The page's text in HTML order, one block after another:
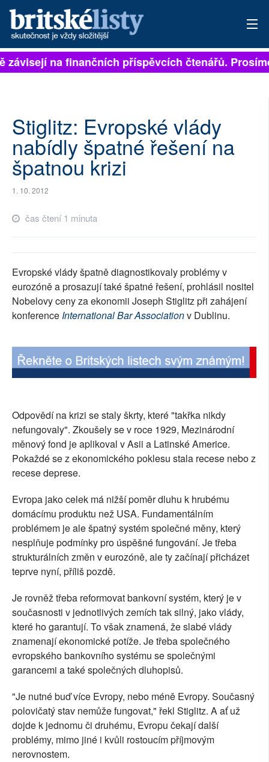
PŘIHLÁSIT
ARCHIV
ROZHOVORY
TÉMATA
SOCIÁLNÍ SÍTĚ
RUBRIKY
na finančních příspěvcích čtenářů.
Stiglitz: Evropské vlády
nabídly špatné řešení na
špatnou krizi
1. 10. 2012
čas čtení 1 minuta
Evropské vlády špatně diagnostikovaly problémy v
eurozóně a prosazují také špatné řešení, prohlásil nositel
Nobelovy ceny za ekonomii Joseph Stiglitz při zahájení
konferenceInternational Bar Associationv Dublinu.
Odpovědí na krizi se staly škrty, které "takřka nikdy
nefungovaly". Zkoušely se v roce 1929, Mezinárodní
měnový fond je aplikoval v Asii a Latinské Americe.
Pokaždé se z ekonomického poklesu stala recese nebo z
recese deprese.
Evropa jako celek má nižší poměr dluhu k hrubému
domácímu produktu než USA. Fundamentálním
problémem je ale špatný systém společné měny, který
nesplňuje podmínky pro úspěšné fungování. Je třeba
strukturálních změn v eurozóně, ale ty začínají přicházet
teprve nyní, příliš pozdě.
Je rovněž třeba reformovat bankovní systém, který je v
současnosti v jednotlivých zemích tak silný, jako vlády,
které ho garantují. To však znamená, že slabé vlády
znamenají ekonomické potíže. Je třeba společného
evropského bankovního systému se společnými
garancemi a také společných dluhopisů.
"Je nutné buď více Evropy, nebo méně Evropy. Současný
polovičatý stav nemůže fungovat," řekl Stiglitz. A ať už
dojde k jednomu či druhému, Evropu čekají další
problémy, mimo jiné i kvůli rostoucím příjmovým
nerovnostem.